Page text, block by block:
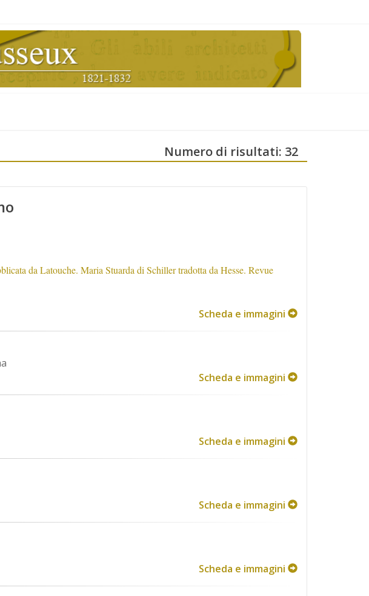
Numero di risultati: 32
da Latouche. Maria Stuarda di Schiller tradotta da Hesse. Revue
Scheda e immagini
Scheda e immagini
Scheda e immagini
Scheda e immagini
Scheda e immagini